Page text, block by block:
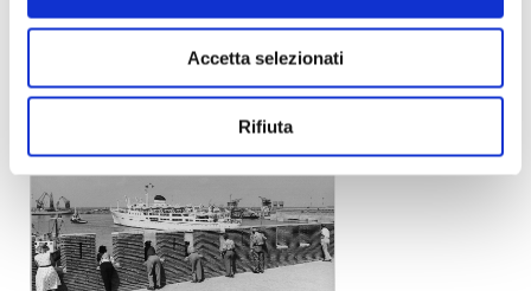
Accetta selezionati
Rifiuta